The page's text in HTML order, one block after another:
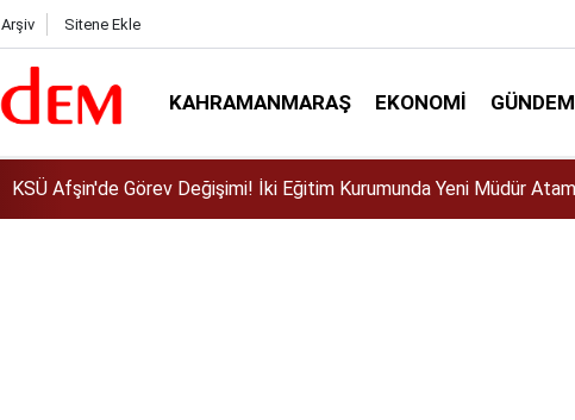
Arşiv Sitene Ekle
KAHRAMANMARAŞ EKONOMI GÜNDEM
Funda Arar konser için Kahramanmaraş’a geliyor!